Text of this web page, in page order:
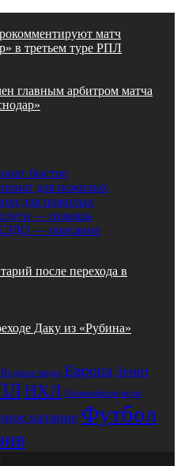
матч
в третьем туре РПЛ
главным арбитром матча
быстро
для пожилых
для пожилых
— помощь
— описание
после перехода в
Даку из «Рубина»
Водные виды Европа Зенит
НХЛ Олимпийские игры
катание Футбол